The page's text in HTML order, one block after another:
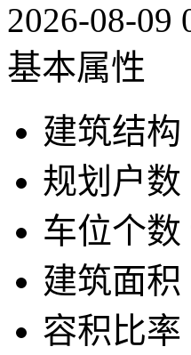
2026-08-09
基本属性
建筑结构
规划户数
车位个数
建筑面积
容积比率